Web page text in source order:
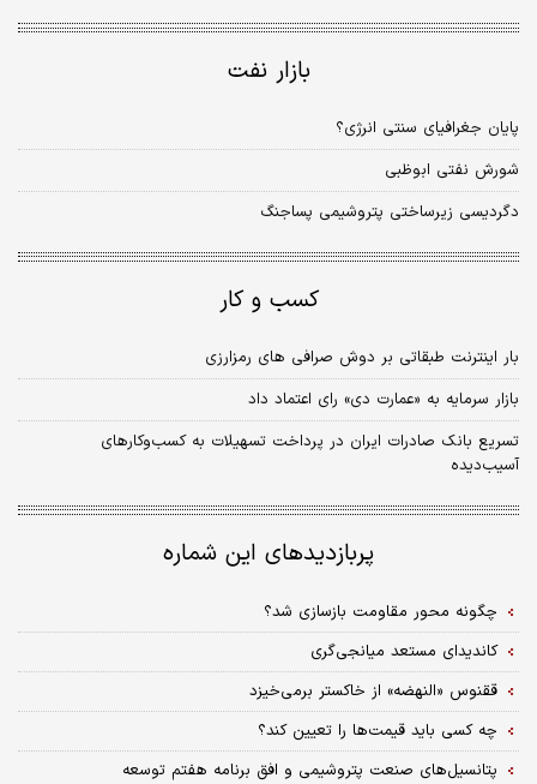
بازار نفت
پایان‌ جغرافیای‌ سنتی‌ انرژی؟
شورش نفتی ابوظبی
دگردیسی زیرساختی پتروشیمی پساجنگ
کسب و کار
بار اینترنت طبقاتی بر دوش صرافی های رمزارزی
بازار سرمایه به «عمارت دی» رای اعتماد داد
تسریع بانک صادرات ایران در پرداخت تسهیلات به کسب‌وکارهای
آسیب‌دیده
پربازدیدهای این شماره
چگونه محور مقاومت بازسازی شد؟
کاندیدای مستعد میانجی‌گری
ققنوس «النهضه» از خاکستر برمی‌خیزد
چه کسی باید قیمت‌ها را تعیین کند؟
پتانسیل‌های صنعت پتروشیمی و افق برنامه هفتم توسعه